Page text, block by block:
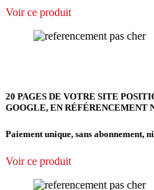
Voir ce produit
20 PAGES DE VOTRE SITE
GOOGLE, EN RÉFÉRENCEMENT
Paiement unique, sans abonnement,
Voir ce produit